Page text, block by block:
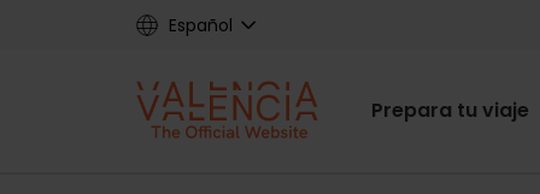
Español
Main
Prepara tu viaje